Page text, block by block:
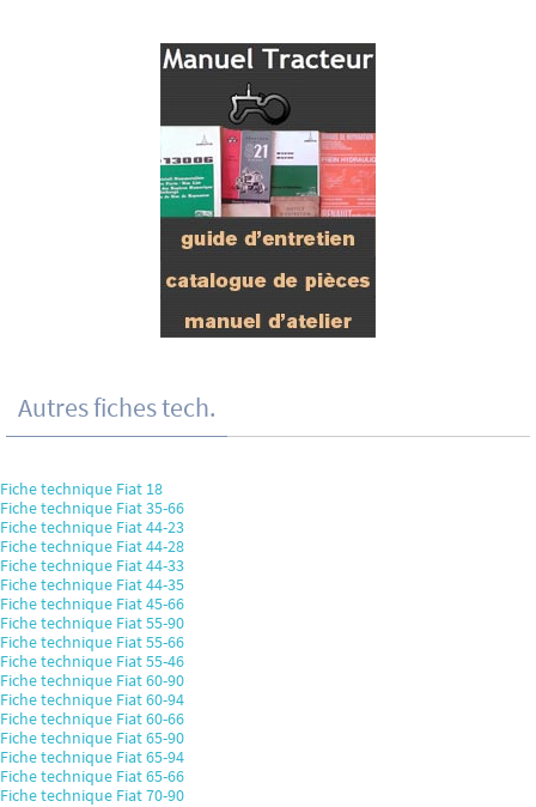
Autres fiches tech.
Fiche technique Fiat 18
Fiche technique Fiat 35-66
Fiche technique Fiat 44-23
Fiche technique Fiat 44-28
Fiche technique Fiat 44-33
Fiche technique Fiat 44-35
Fiche technique Fiat 45-66
Fiche technique Fiat 55-90
Fiche technique Fiat 55-66
Fiche technique Fiat 55-46
Fiche technique Fiat 60-90
Fiche technique Fiat 60-94
Fiche technique Fiat 60-66
Fiche technique Fiat 65-90
Fiche technique Fiat 65-94
Fiche technique Fiat 65-66
Fiche technique Fiat 70-90